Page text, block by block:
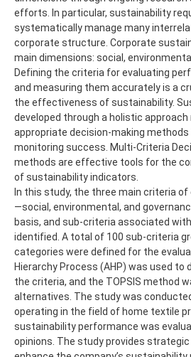
efforts. In particular, sustainability
systematically manage many
corporate structure. Corporate
main dimensions: social,
Defining the criteria for evaluating
and measuring them accurately is a
the effectiveness of sustainability.
developed through a holistic
appropriate decision-making methods
monitoring success. Multi-Criteria
methods are effective tools for the
of sustainability indicators.
In this study, the three main criteria
—social, environmental, and
basis, and sub-criteria associated
identified. A total of 100 sub-criteria
categories were defined for the
Hierarchy Process (AHP) was used
the criteria, and the TOPSIS method
alternatives. The study was
operating in the field of home textile
sustainability performance was
opinions. The study provides